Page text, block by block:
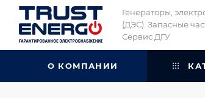
Генераторы,
(ДЭС). Запасные
Сервис ДГУ
О КОМПАНИИ